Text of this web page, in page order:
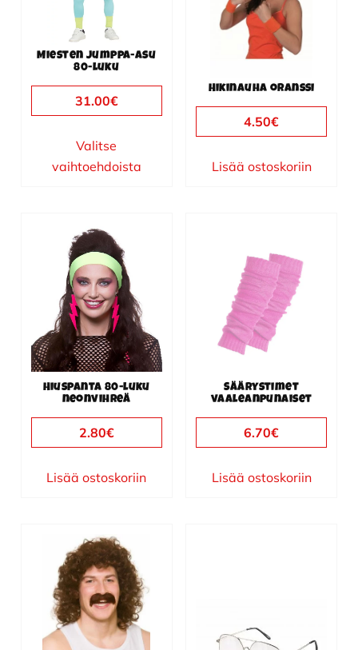
Miesten jumppa-asu
80-luku
31.00€
Valitse
vaihtoehdoista
valinnat
tuotteen
sivulla.
Hikinauha oranssi
4.50€
Lisää ostoskoriin
Hiuspanta 80-luku
neonvihreä
2.80€
Lisää ostoskoriin
Säärystimet
vaaleanpunaiset
6.70€
Lisää ostoskoriin